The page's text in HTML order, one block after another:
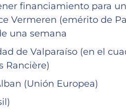
financiamiento para
Vermeren (emérito de
una semana
de Valparaíso (en el
Rancière)
(Unión Europea)